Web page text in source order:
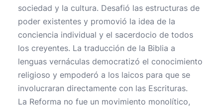
sociedad y la cultura. Desafió las estructuras de
poder existentes y promovió la idea de la
conciencia individual y el sacerdocio de todos
los creyentes. La traducción de la Biblia a
lenguas vernáculas democratizó el conocimiento
religioso y empoderó a los laicos para que se
involucraran directamente con las Escrituras.
La Reforma no fue un movimiento monolítico,